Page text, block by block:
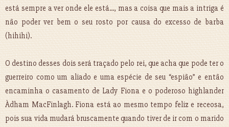
está sempre a ver onde ele está..., mas a coisa que mais a intriga é
não poder ver bem o seu rosto por causa do excesso de barba
(hihihi).
O destino desses dois será traçado pelo rei, que acha que pode ter o
guerreiro como um aliado e uma espécie de seu “espião” e então
encaminha o casamento de Lady Fiona e o poderoso highlander
Àdham MacFinlagh. Fiona está ao mesmo tempo feliz e receosa,
pois sua vida mudará bruscamente quando tiver de ir com o marido